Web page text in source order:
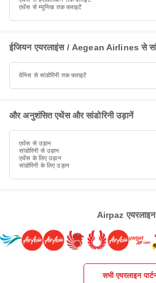
एथेंस से म्यूनिख तक फ़्लाइटें
ईजियन एयरलाइंस / Aegean Airlines से
वेनिस से सांडोरिनी तक फ़्लाइटें
और अनुशंसित एथेंस और सांडोरिनी उड़ानें
एथेंस से उड़ान
सांडोरिनी से उड़ान
एथेंस के लिए उड़ान
सांडोरिनी के लिए उड़ान
Airpaz एयरलाइन
सभी एयरलाइन